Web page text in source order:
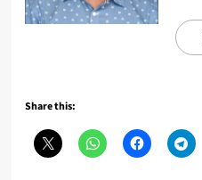
Share this: